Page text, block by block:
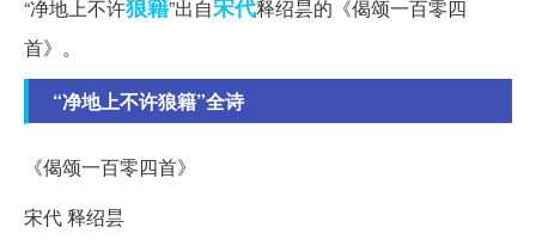
“净地上不许狼籍”出自宋代释绍昙的《偈颂一百零四
首》。
“净地上不许狼籍”全诗
《偈颂一百零四首》
宋代 释绍昙